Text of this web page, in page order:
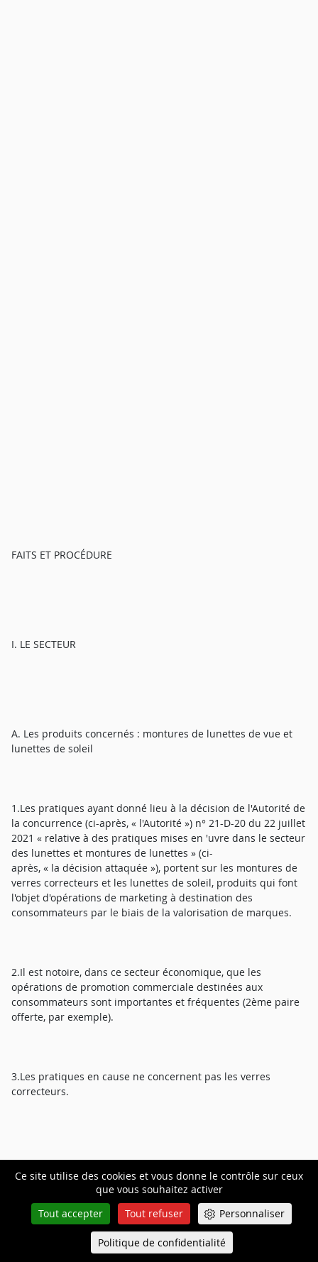
Ce site utilise des cookies et vous donne le contrôle sur ceux
que vous souhaitez activer
Tout accepter
Tout refuser Personnaliser
Politique de confidentialité
FAITS ET PROCÉDURE
I. LE SECTEUR
A. Les produits concernés : montures de lunettes de vue et
lunettes de soleil
1.Les pratiques ayant donné lieu à la décision de l'Autorité de
la concurrence (ci-après, « l'Autorité ») n° 21-D-20 du 22 juillet
2021 « relative à des pratiques mises en 'uvre dans le secteur
des lunettes et montures de lunettes » (ci-
après, « la décision attaquée »), portent sur les montures de
verres correcteurs et les lunettes de soleil, produits qui font
l'objet d'opérations de marketing à destination des
consommateurs par le biais de la valorisation de marques.
2.Il est notoire, dans ce secteur économique, que les
opérations de promotion commerciale destinées aux
consommateurs sont importantes et fréquentes (2ème paire
offerte, par exemple).
3.Les pratiques en cause ne concernent pas les verres
correcteurs.
B. Le fournisseur : le groupe Luxottica
4.Le fournisseur sanctionné par l'Autorité est le groupe italien
Luxottica. Il s'agit du premier fournisseur mondial et
Queue-Fair